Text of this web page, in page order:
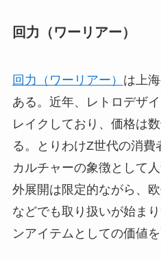
回力（ワーリアー）
回力（ワーリアー） は上
ある。近年、レトロデザ
レイクしており、価格は
る。とりわけZ世代の消費
カルチャーの象徴として
外展開は限定的ながら、
などでも取り扱いが始ま
ンアイテムとしての価値を